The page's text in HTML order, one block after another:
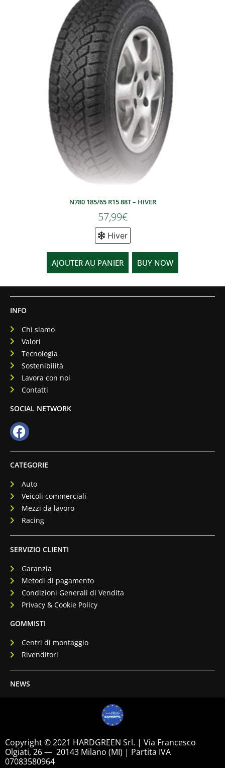
N780 185/65 R15 88T – HIVER
57,99€
Hiver
AJOUTER AU PANIER BUY NOW
CATEGORIE
Auto
Veicoli commerciali
Mezzi da lavoro
Racing
INFO
Chi siamo
Valori
Tecnologia
Sostenibilità
Lavora con noi
Contatti
SOCIAL NETWORK
SERVIZIO CLIENTI
Garanzia
Metodi di pagamento
Condizioni Generali di Vendita
Privacy & Cookie Policy
GOMMISTI
Centri di montaggio
Rivenditori
NEWS
Copyright © 2021 HARDGREEN Srl. | Via Francesco
Olgiati, 26 — 20143 Milano (MI) | Partita IVA
07083580964